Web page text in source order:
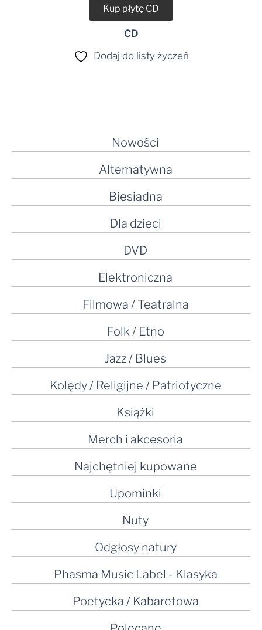
Nowości
Alternatywna
Biesiadna
Dla dzieci
DVD
Elektroniczna
Filmowa / Teatralna
Folk / Etno
Jazz / Blues
Kolędy / Religijne / Patriotyczne
Książki
Merch i akcesoria
Najchętniej kupowane
Upominki
Nuty
Odgłosy natury
Phasma Music Label - Klasyka
Poetycka / Kabaretowa
Kup płytę CD
CD
Dodaj do listy życzeń